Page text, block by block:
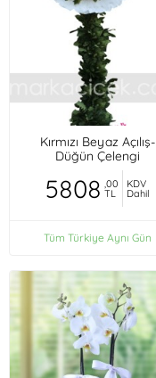
Kırmızı Beyaz Açılış-
Düğün Çelengi
5808 ,00
TL
KDV
Dahil
Tüm Türkiye Aynı Gün